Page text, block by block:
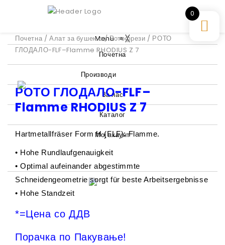
Menu≡╳
Почетна
Производи
За нас
Каталог
Мој акаунт
Почетна /Алат за бушење/Ротофрези / РОТО
ГЛОДАЛО-FLF–Flamme RHODIUS Z 7
РОТО ГЛОДАЛО-FLF–
Flamme RHODIUS Z 7
Hartmetallfräser Form H (FLF): Flamme.
• Hohe Rundlaufgenauigkeit
• Optimal aufeinander abgestimmte
Schneidengeometrie sorgt für beste Arbeitsergebnisse
• Hohe Standzeit
*=Цена со ДДВ
Порачка по Пакување!
0